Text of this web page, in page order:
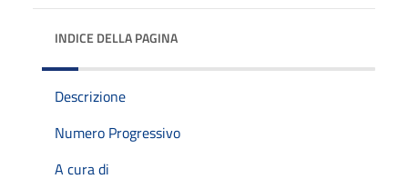
INDICE DELLA PAGINA
Descrizione
Numero Progressivo
A cura di